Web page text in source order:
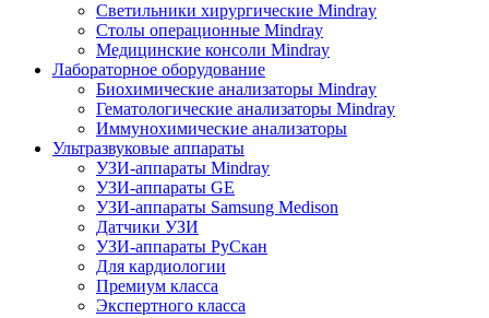
Светильники хирургические Mindray
Столы операционные Mindray
Медицинские консоли Mindray
Лабораторное оборудование
Биохимические анализаторы Mindray
Гематологические анализаторы Mindray
Иммунохимические анализаторы
Ультразвуковые аппараты
УЗИ-аппараты Mindray
УЗИ-аппараты GE
УЗИ-аппараты Samsung Medison
Датчики УЗИ
УЗИ-аппараты РуСкан
Для кардиологии
Премиум класса
Экспертного класса